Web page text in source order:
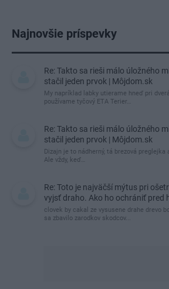
Najnovšie príspevky
Re: Takto sa rieši málo úložného
stačil jeden prvok | Môjdom.sk
My napríklad labky utierame hneď pri
používame tyčový ETA Terier…
Re: Takto sa rieši málo úložného
stačil jeden prvok | Môjdom.sk
Dizajn je to nádherný, tá brezová preglejka
Ale vždy, keď…
Re: Toto je najväčší mýtus pri
vyjsť draho. Ako ho ochrániť pred
clovek by cakal ze vysusene drahe drevo
sa zbavilo zarodkov skodcov...